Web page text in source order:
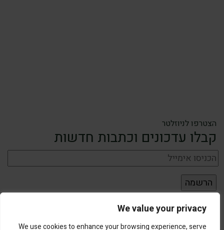
We value your privacy
We use cookies to enhance your browsing experience, serve
הצטרפו לניוזלטר
קבלו עדכונים וכתבות חדשות